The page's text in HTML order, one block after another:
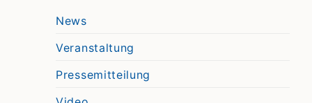
News
Veranstaltung
Pressemitteilung